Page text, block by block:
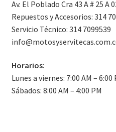
Av. El Poblado Cra 43 A # 25
Repuestos y Accesorios: 314
Servicio Técnico: 314 7099539
Horarios:
Lunes a viernes: 7:00 AM – 6:00
Sábados: 8:00 AM – 4:00 PM